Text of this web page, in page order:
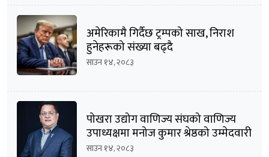
अमेरिकामै गिर्दैछ ट्रम्पको साख, निराश
हुनेहरूको संख्या बढ्दै
साउन १४, २०८३
पोखरा उद्योग वाणिज्य संघको वाणिज्य
उपाध्यक्षमा मनोज कुमार श्रेष्ठको उम्मेदवारी
घोषणा
साउन १४, २०८३